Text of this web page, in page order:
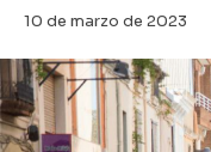
10 de marzo de 2023